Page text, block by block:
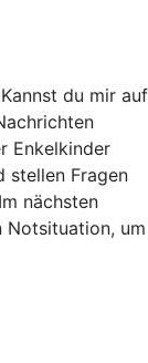
du mir auf
Enkelkinder
stellen Fragen
nächsten
Notsituation, um